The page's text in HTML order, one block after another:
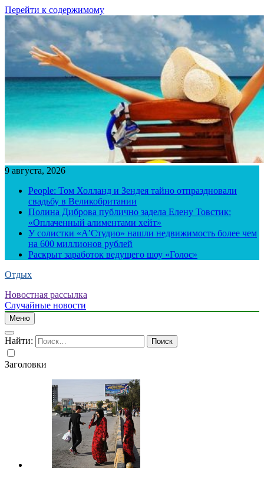
Перейти к содержимому
9 августа, 2026
People: Том Холланд и Зендея тайно отпраздновали
свадьбу в Великобритании
Полина Диброва публично задела Елену Товстик:
«Оплаченный алиментами хейт»
У солистки «А’Студио» нашли недвижимость более чем
на 600 миллионов рублей
Раскрыт заработок ведущего шоу «Голос»
Отдых
Новостная рассылка
Случайные новости
Меню
Найти:
Заголовки